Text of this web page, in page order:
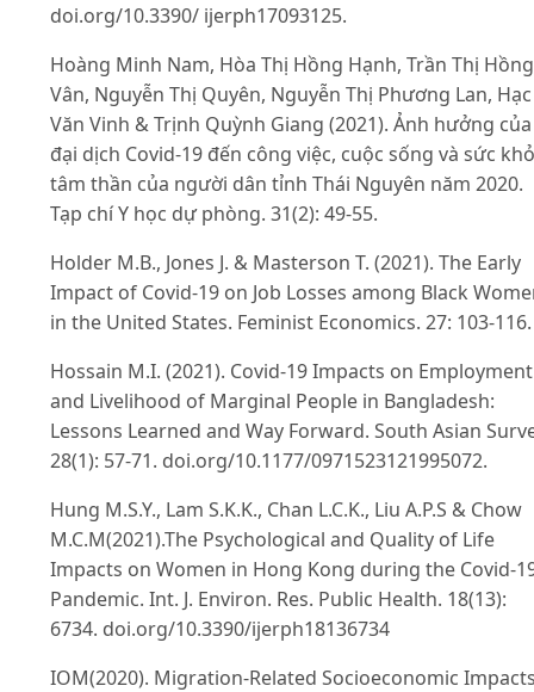
doi.org/10.3390/ ijerph17093125.
Hoàng Minh Nam, Hòa Thị Hồng Hạnh, Trần Thị Hồng
Vân, Nguyễn Thị Quyên, Nguyễn Thị Phương Lan, Hạc
Văn Vinh & Trịnh Quỳnh Giang (2021). Ảnh hưởng của
đại dịch Covid-19 đến công việc, cuộc sống và sức
tâm thần của người dân tỉnh Thái Nguyên năm 2020.
Tạp chí Y học dự phòng. 31(2): 49-55.
Holder M.B., Jones J. & Masterson T. (2021). The Early
Impact of Covid-19 on Job Losses among Black
in the United States. Feminist Economics. 27: 103-116.
Hossain M.I. (2021). Covid-19 Impacts on Employment
and Livelihood of Marginal People in Bangladesh:
Lessons Learned and Way Forward. South Asian
28(1): 57-71. doi.org/10.1177/0971523121995072.
Hung M.S.Y., Lam S.K.K., Chan L.C.K., Liu A.P.S & Chow
M.C.M(2021).The Psychological and Quality of Life
Impacts on Women in Hong Kong during the Covid-
Pandemic. Int. J. Environ. Res. Public Health. 18(13):
6734. doi.org/10.3390/ijerph18136734
IOM(2020). Migration-Related Socioeconomic